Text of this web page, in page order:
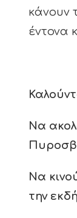
κάνουν
έντονα
Να
Να
την